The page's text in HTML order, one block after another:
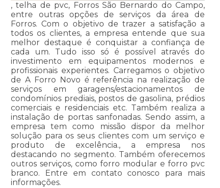
, telha de pvc, Forros São Bernardo do Campo,
entre outras opções de serviços da área de
Forros. Com o objetivo de trazer a satisfação a
todos os clientes, a empresa entende que sua
melhor destaque é conquistar a confiança de
cada um. Tudo isso só é possível através do
investimento em equipamentos modernos e
profissionais experientes. Carregamos o objetivo
de A Forro Novo é referência na realização de
serviços em garagens/estacionamentos de
condomínios prediais, postos de gasolina, prédios
comerciais e residenciais etc. Também realiza a
instalação de portas sanfonadas. Sendo assim, a
empresa tem como missão dispor da melhor
solução para os seus clientes com um serviço e
produto de excelência., a empresa nos
destacando no segmento. Também oferecemos
outros serviços, como forro modular e forro pvc
branco. Entre em contato conosco para mais
informações.